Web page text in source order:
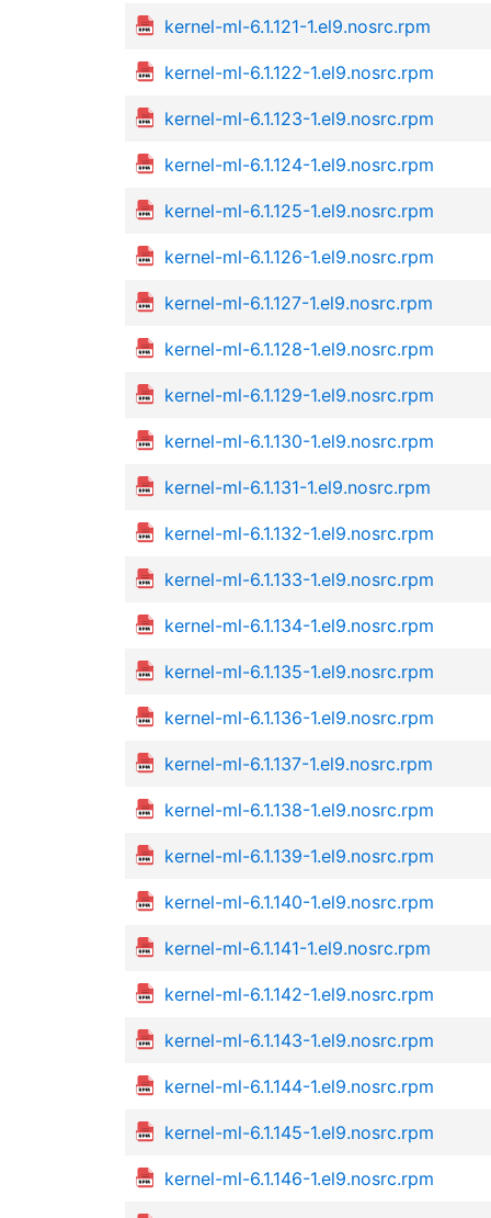
kernel-ml-6.1.121-1.el9.nosrc.rpm
kernel-ml-6.1.122-1.el9.nosrc.rpm
kernel-ml-6.1.123-1.el9.nosrc.rpm
kernel-ml-6.1.124-1.el9.nosrc.rpm
kernel-ml-6.1.125-1.el9.nosrc.rpm
kernel-ml-6.1.126-1.el9.nosrc.rpm
kernel-ml-6.1.127-1.el9.nosrc.rpm
kernel-ml-6.1.128-1.el9.nosrc.rpm
kernel-ml-6.1.129-1.el9.nosrc.rpm
kernel-ml-6.1.130-1.el9.nosrc.rpm
kernel-ml-6.1.131-1.el9.nosrc.rpm
kernel-ml-6.1.132-1.el9.nosrc.rpm
kernel-ml-6.1.133-1.el9.nosrc.rpm
kernel-ml-6.1.134-1.el9.nosrc.rpm
kernel-ml-6.1.135-1.el9.nosrc.rpm
kernel-ml-6.1.136-1.el9.nosrc.rpm
kernel-ml-6.1.137-1.el9.nosrc.rpm
kernel-ml-6.1.138-1.el9.nosrc.rpm
kernel-ml-6.1.139-1.el9.nosrc.rpm
kernel-ml-6.1.140-1.el9.nosrc.rpm
kernel-ml-6.1.141-1.el9.nosrc.rpm
kernel-ml-6.1.142-1.el9.nosrc.rpm
kernel-ml-6.1.143-1.el9.nosrc.rpm
kernel-ml-6.1.144-1.el9.nosrc.rpm
kernel-ml-6.1.145-1.el9.nosrc.rpm
kernel-ml-6.1.146-1.el9.nosrc.rpm